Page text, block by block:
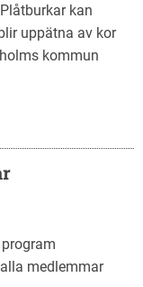
kan
uppätna av kor
kommun
medlemmar